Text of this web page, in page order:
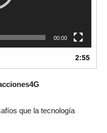
00:00
2:55
que la tecnología